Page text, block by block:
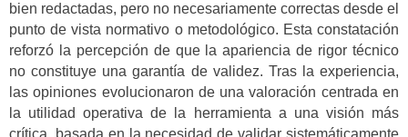
bien redactadas, pero no necesariamente correctas desde el
punto de vista normativo o metodológico. Esta constatación
reforzó la percepción de que la apariencia de rigor técnico
no constituye una garantía de validez. Tras la experiencia,
las opiniones evolucionaron de una valoración centrada en
la utilidad operativa de la herramienta a una visión más